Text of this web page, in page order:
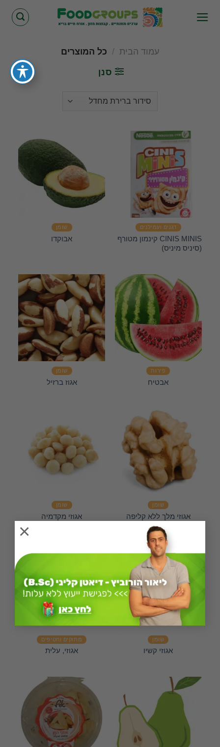
×
עמוד הבית / כל המוצרים
סנן
דגנים ועמילנים
CINIS MINIS קינמון מטורף
(סיניס מיניס)
שומן
אבוקדו
פירות
אבטיח
שומן
אגוז ברזיל
שומן
אגוזי מלך ללא קליפה
שומן
אגוזי מקדמיה
שומן
אגוזי קשיו
מתוקים וחטיפים
אגוזי, עלית